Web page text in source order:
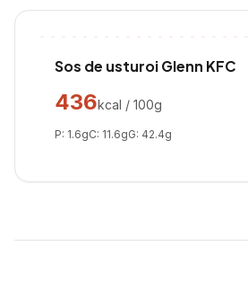
Sos de usturoi Glenn KFC
436kcal / 100g
P: 1.6gC: 11.6gG: 42.4g